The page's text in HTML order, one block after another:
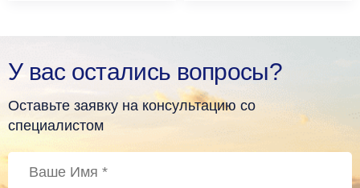
У вас остались вопросы?
Оставьте заявку на консультацию со
специалистом